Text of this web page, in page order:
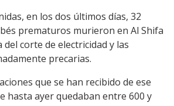
en los dos últimos días, 32
prematuros murieron en Al Shifa
del corte de electricidad y las
precarias.
que se han recibido de ese
hasta ayer quedaban entre 600 y